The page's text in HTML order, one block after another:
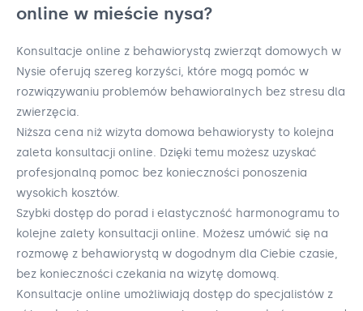
online w mieście nysa?
Konsultacje online z behawiorystą zwierząt domowych w
Nysie oferują szereg korzyści, które mogą pomóc w
rozwiązywaniu problemów behawioralnych bez stresu dla
zwierzęcia.
Niższa cena niż wizyta domowa behawiorysty to kolejna
zaleta konsultacji online. Dzięki temu możesz uzyskać
profesjonalną pomoc bez konieczności ponoszenia
wysokich kosztów.
Szybki dostęp do porad i elastyczność harmonogramu to
kolejne zalety konsultacji online. Możesz umówić się na
rozmowę z behawiorystą w dogodnym dla Ciebie czasie,
bez konieczności czekania na wizytę domową.
Konsultacje online umożliwiają dostęp do specjalistów z